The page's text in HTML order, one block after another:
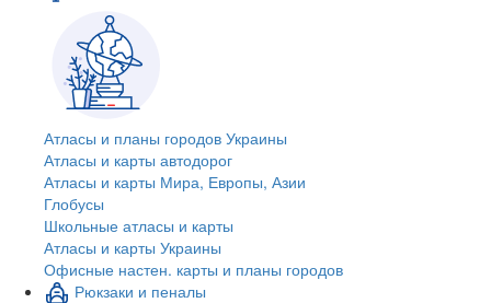
Атласы и планы городов Украины
Атласы и карты автодорог
Атласы и карты Мира, Европы, Азии
Глобусы
Школьные атласы и карты
Атласы и карты Украины
Офисные настен. карты и планы городов
Рюкзаки и пеналы